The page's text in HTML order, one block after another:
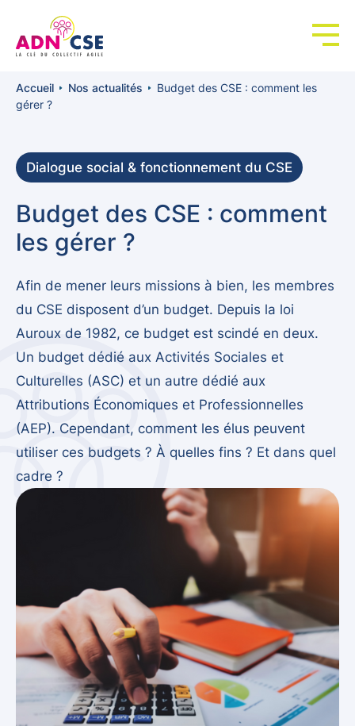
Accueil Nos actualités
Budget des CSE : comment les
gérer ?
Dialogue social & fonctionnement du CSE
Budget des CSE : comment
les gérer ?
Afin de mener leurs missions à bien, les membres
du CSE disposent d’un budget. Depuis la loi
Auroux de 1982, ce budget est scindé en deux.
Un budget dédié aux Activités Sociales et
Culturelles (ASC) et un autre dédié aux
Attributions Économiques et Professionnelles
(AEP). Cependant, comment les élus peuvent
utiliser ces budgets ? À quelles fins ? Et dans quel
cadre ?